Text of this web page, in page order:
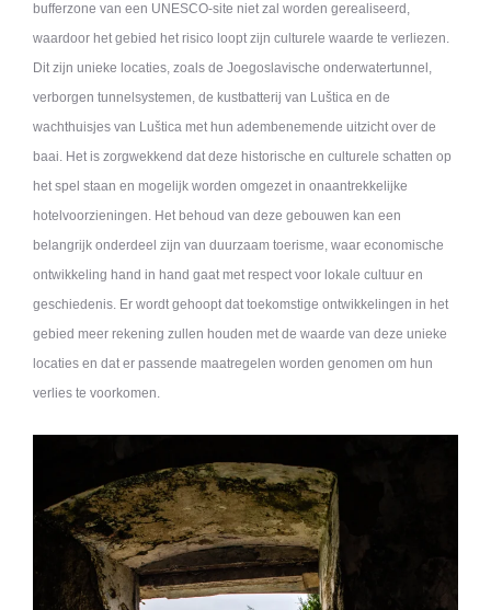
bufferzone van een UNESCO-site niet zal worden gerealiseerd,
waardoor het gebied het risico loopt zijn culturele waarde te verliezen.
Dit zijn unieke locaties, zoals de Joegoslavische onderwatertunnel,
verborgen tunnelsystemen, de kustbatterij van Luštica en de
wachthuisjes van Luštica met hun adembenemende uitzicht over de
baai. Het is zorgwekkend dat deze historische en culturele schatten op
het spel staan en mogelijk worden omgezet in onaantrekkelijke
hotelvoorzieningen. Het behoud van deze gebouwen kan een
belangrijk onderdeel zijn van duurzaam toerisme, waar economische
ontwikkeling hand in hand gaat met respect voor lokale cultuur en
geschiedenis. Er wordt gehoopt dat toekomstige ontwikkelingen in het
gebied meer rekening zullen houden met de waarde van deze unieke
locaties en dat er passende maatregelen worden genomen om hun
verlies te voorkomen.